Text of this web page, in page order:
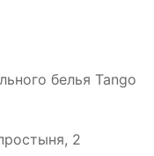
белья Tango
2